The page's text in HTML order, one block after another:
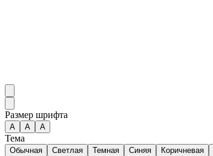
Размер шрифта
А A A
Тема
Обычная Светлая Темная Синяя Коричневая